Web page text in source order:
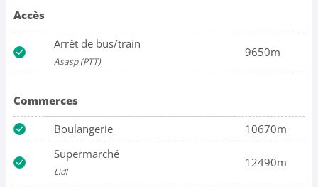
Accès
Arrêt de bus/train
Asasp (PTT)
9650m
Commerces
Boulangerie
10670m
Supermarché
Lidl
12490m